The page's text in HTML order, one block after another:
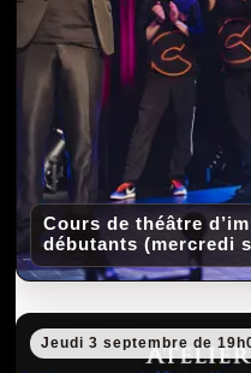
Cours de théâtre
débutants (mercredi
Jeudi 3 septembre de